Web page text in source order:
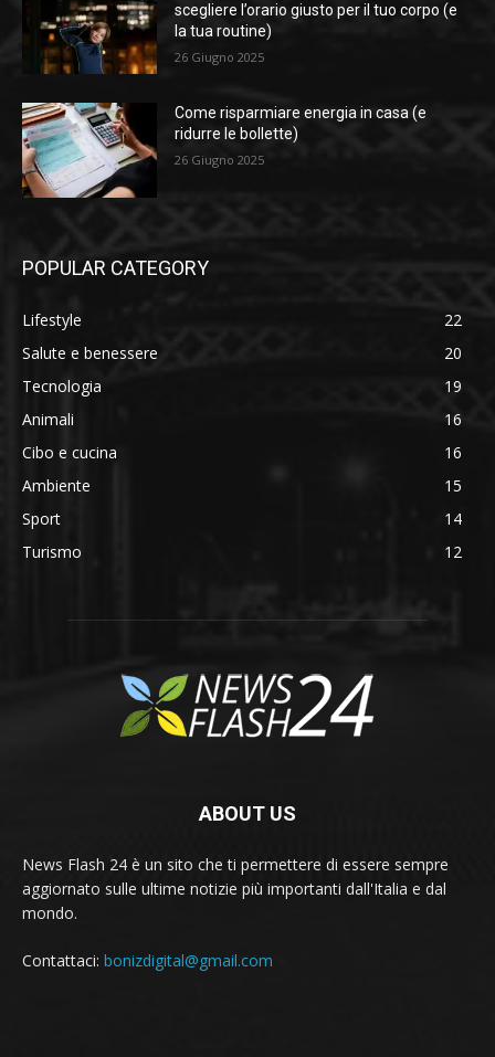
scegliere l’orario giusto per il tuo corpo (e
la tua routine)
26 Giugno 2025
Come risparmiare energia in casa (e
ridurre le bollette)
26 Giugno 2025
POPULAR CATEGORY
Lifestyle
22
Salute e benessere
20
Tecnologia
19
Animali
16
Cibo e cucina
16
Ambiente
15
Sport
14
Turismo
12
ABOUT US
News Flash 24 è un sito che ti permettere di essere sempre
aggiornato sulle ultime notizie più importanti dall'Italia e dal
mondo.
Contattaci: bonizdigital@gmail.com